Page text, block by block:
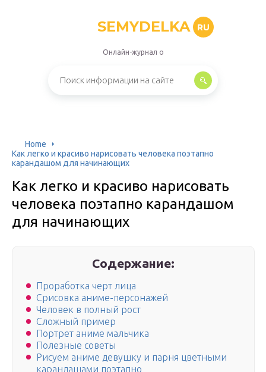
SEMYDELKA RU
Онлайн-журнал о
Home
Как легко и красиво нарисовать человека поэтапно
карандашом для начинающих
Как легко и красиво нарисовать
человека поэтапно карандашом
для начинающих
Содержание:
Проработка черт лица
Срисовка аниме-персонажей
Человек в полный рост
Сложный пример
Портрет аниме мальчика
Полезные советы
Рисуем аниме девушку и парня цветными
карандашами поэтапно